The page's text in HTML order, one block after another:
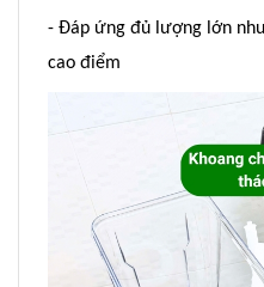
- Đáp ứng đủ lượng lớn
cao điểm